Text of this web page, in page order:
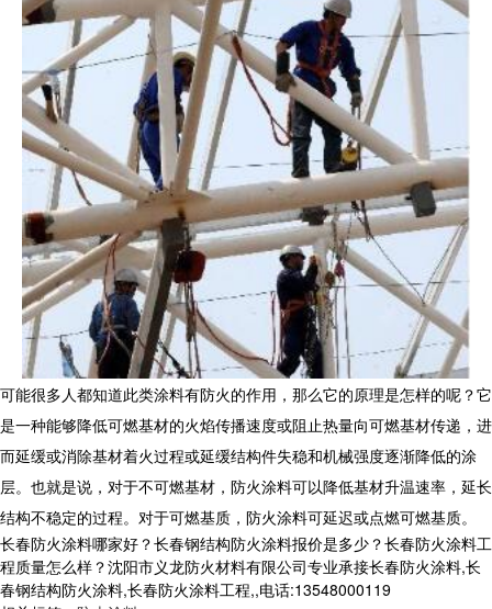
可能很多人都知道此类涂料有防火的作用，那么它的原理是怎样的呢？它
是一种能够降低可燃基材的火焰传播速度或阻止热量向可燃基材传递，进
而延缓或消除基材着火过程或延缓结构件失稳和机械强度逐渐降低的涂
层。也就是说，对于不可燃基材，防火涂料可以降低基材升温速率，延长
结构不稳定的过程。对于可燃基质，防火涂料可延迟或点燃可燃基质。
长春防火涂料哪家好？长春钢结构防火涂料报价是多少？长春防火涂料工
程质量怎么样？沈阳市义龙防火材料有限公司专业承接长春防火涂料,长
春钢结构防火涂料,长春防火涂料工程,,电话:13548000119